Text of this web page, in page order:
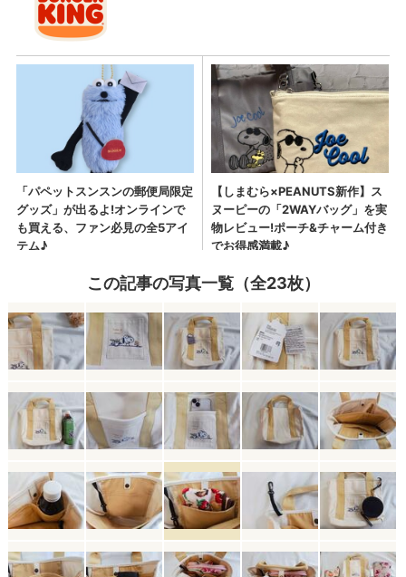
この記事の写真一覧（全23枚）